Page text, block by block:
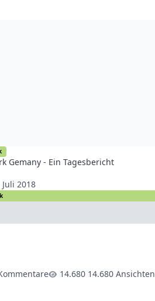
Gemany - Ein Tagesbericht
Juli 2018
14.680 Ansichten